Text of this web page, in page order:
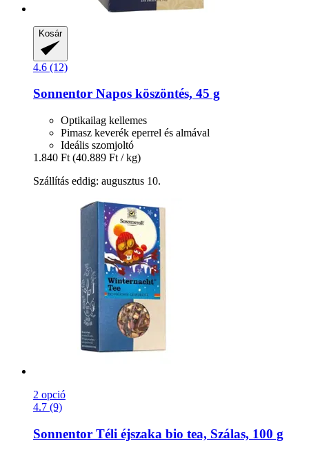
Kosár
4.6 (12)
Sonnentor Napos köszöntés, 45 g
Optikailag kellemes
Pimasz keverék eperrel és almával
Ideális szomjoltó
1.840 Ft (40.889 Ft / kg)
Szállítás eddig: augusztus 10.
2 opció
4.7 (9)
Sonnentor Téli éjszaka bio tea, Szálas, 100 g